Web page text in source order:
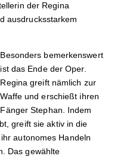
der Regina
ausdrucksstarkem
Besonders bemerkenswert
ist das Ende der Oper.
Regina greift nämlich zur
Waffe und erschießt ihren
Fänger Stephan. Indem
greift sie aktiv in die
autonomes Handeln
Das gewählte